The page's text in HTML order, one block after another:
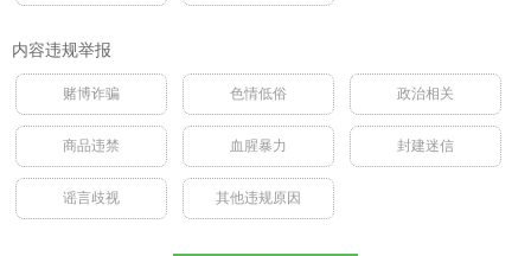
内容违规举报
赌博诈骗 色情低俗 政治相关
商品违禁 血腥暴力 封建迷信
谣言歧视 其他违规原因